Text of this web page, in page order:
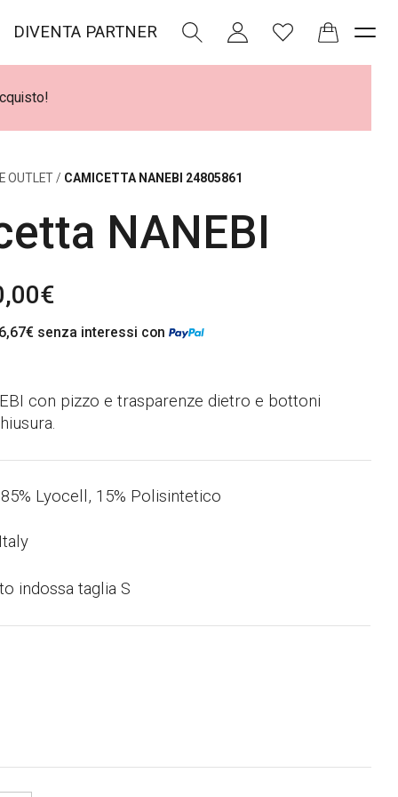
DIVENTA PARTNER
OUTLET / CAMICETTA NANEBI 24805861
NANEBI
€I
l
r
e
z
z
t
t
e
€ senza interessi con
con pizzo e trasparenze dietro e bottoni
Lyocell, 15% Polisintetico
indossa taglia S